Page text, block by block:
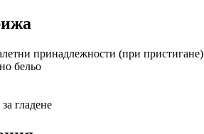
принадлежности (при пристигане)
бельо
гладене